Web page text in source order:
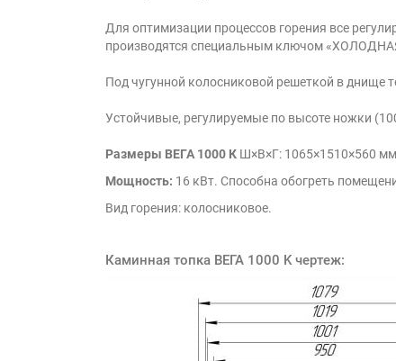
Для оптимизации процессов горения все
производятся специальным ключом
Под чугунной колосниковой решеткой в днище
Устойчивые, регулируемые по высоте ножки
Размеры ВЕГА 1000 К Ш×В×Г: 1065×1510×560
Мощность: 16 кВт. Способна обогреть
Вид горения: колосниковое.
Каминная топка ВЕГА 1000 K чертеж: